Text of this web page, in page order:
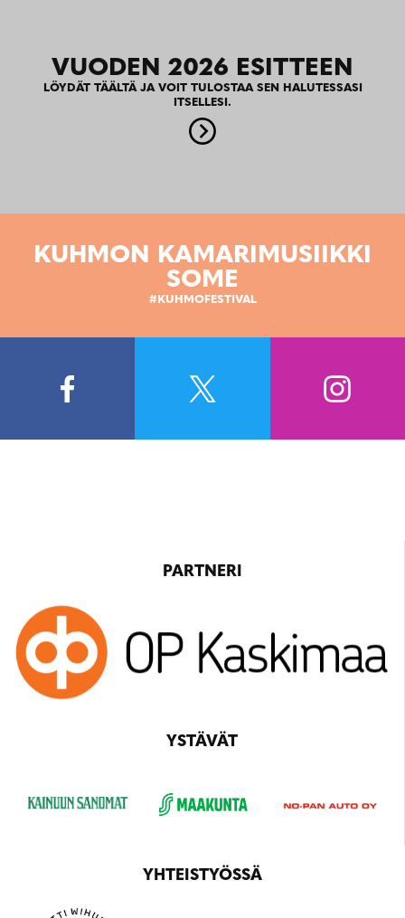
VUODEN 2026 ESITTEEN
LÖYDÄT TÄÄLTÄ JA VOIT TULOSTAA SEN HALUTESSASI
ITSELLESI.
KUHMON KAMARIMUSIIKKI
SOME
#KUHMOFESTIVAL
PARTNERI
YSTÄVÄT
YHTEISTYÖSSÄ